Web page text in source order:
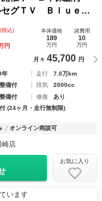
グＴＶ Ｂｌｕｅｔ
イドドア ７人乗り
(税込)
円
本体価格
189
万円
諸費用
10
万円
月々 45,700 円
年 走行
7.0万km
備付 排気
2000cc
備付 修復
あり
(24ヶ月・走行無制限)
オンライン商談可
店
お気に入り
います